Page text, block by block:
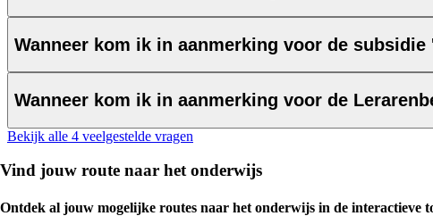
Wanneer kom ik in aanmerking voor de
Wanneer kom ik in aanmerking voor de
Bekijk alle 4 veelgestelde vragen
Vind jouw route naar het onderwijs
Ontdek al jouw mogelijke routes naar het onderwijs in de interactieve